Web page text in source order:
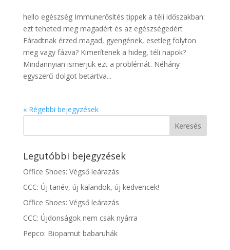
hello egészség Immunerősítés tippek a téli időszakban:
ezt teheted meg magadért és az egészségedért
Fáradtnak érzed magad, gyengének, esetleg folyton
meg vagy fázva? Kimerítenek a hideg, téli napok?
Mindannyian ismerjük ezt a problémát. Néhány
egyszerű dolgot betartva...
« Régebbi bejegyzések
Legutóbbi bejegyzések
Office Shoes: Végső leárazás
CCC: Új tanév, új kalandok, új kedvencek!
Office Shoes: Végső leárazás
CCC: Újdonságok nem csak nyárra
Pepco: Biopamut babaruhák